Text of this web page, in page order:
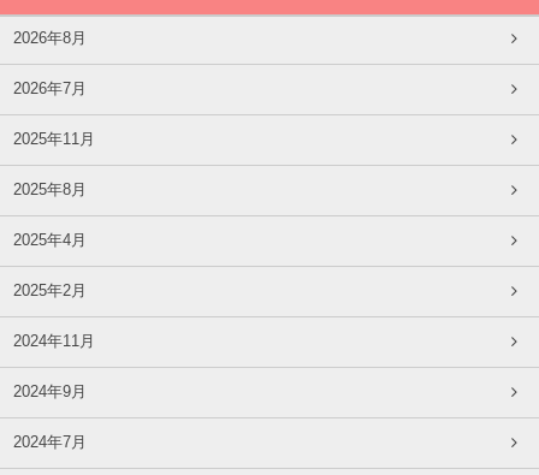
2026年8月
2026年7月
2025年11月
2025年8月
2025年4月
2025年2月
2024年11月
2024年9月
2024年7月